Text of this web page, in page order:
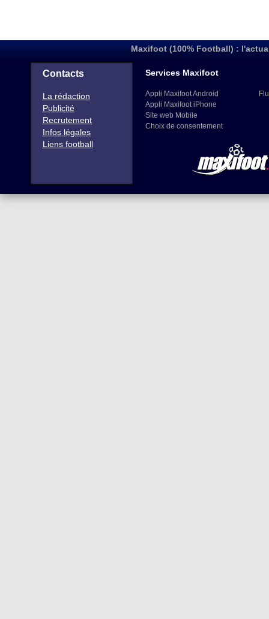
Maxifoot (100% Football) :
Contacts
La rédaction
Publicité
Recrutement
Infos légales
Liens football
Services Maxifoot
Appli Maxifoot Android
Appli Maxifoot iPhone
Site web Mobile
Choix de consentement